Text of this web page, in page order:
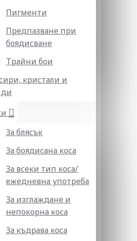
Пигменти
Предпазване при
боядисване
Трайни бои
кристали и
За блясък
За боядисана коса
За всеки тип коса/
ежедневна употреба
За изглаждане и
непокорна коса
За къдрава коса